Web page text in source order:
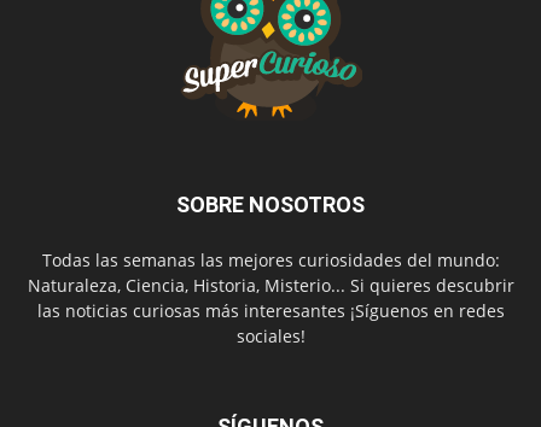
SOBRE NOSOTROS
Todas las semanas las mejores curiosidades del mundo:
Naturaleza, Ciencia, Historia, Misterio... Si quieres descubrir
las noticias curiosas más interesantes ¡Síguenos en redes
sociales!